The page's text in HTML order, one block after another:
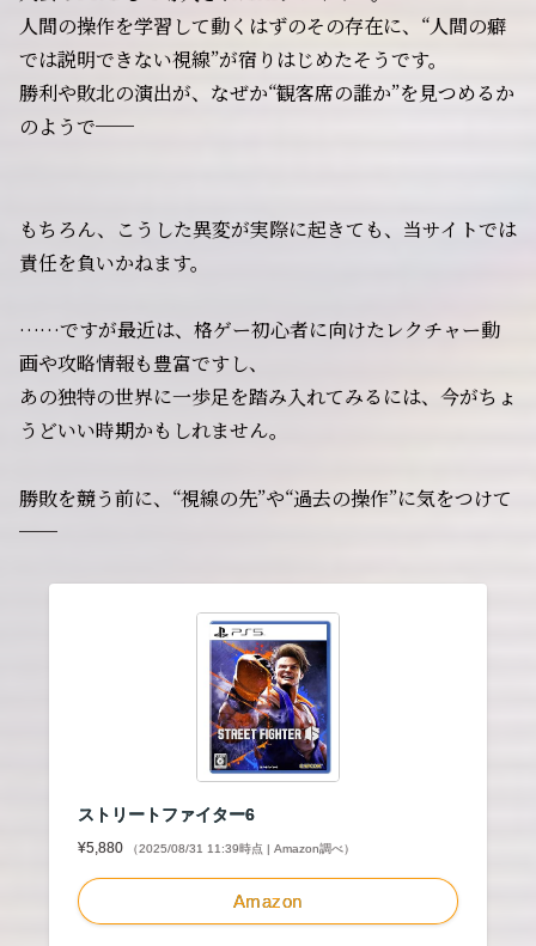
人間の操作を学習して動くはずのその存在に、“人間の癖
では説明できない視線”が宿りはじめたそうです。
勝利や敗北の演出が、なぜか“観客席の誰か”を見つめるか
のようで──
もちろん、こうした異変が実際に起きても、当サイトでは
責任を負いかねます。
……ですが最近は、格ゲー初心者に向けたレクチャー動
画や攻略情報も豊富ですし、
あの独特の世界に一歩足を踏み入れてみるには、今がちょ
うどいい時期かもしれません。
勝敗を競う前に、“視線の先”や“過去の操作”に気をつけて
──
ストリートファイター6
¥5,880 （2025/08/31 11:39時点 | Amazon調べ）
Amazon